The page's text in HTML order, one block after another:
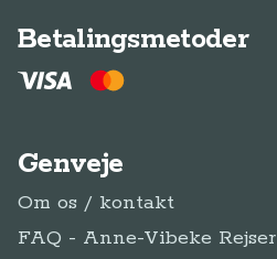
Betalingsmetoder
Genveje
Om os / kontakt
FAQ - Anne-Vibeke Rejser